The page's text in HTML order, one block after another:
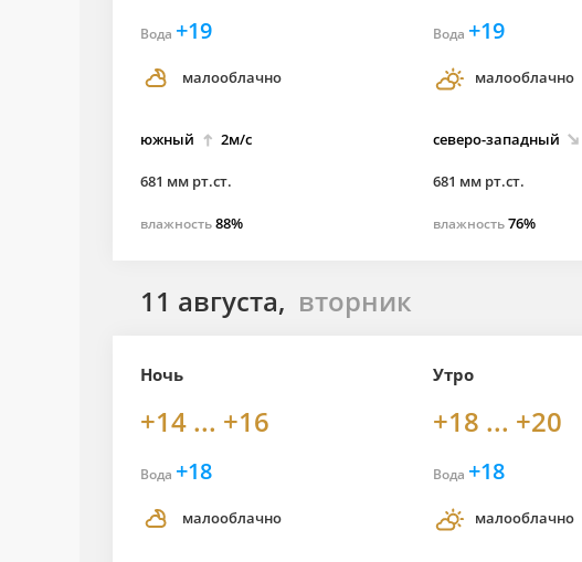
Вода +19
малооблачно
южный 2м/с
681 мм рт.ст.
влажность88%
Вода +19
малооблачно
северо-западный
681 мм рт.ст.
влажность76%
11 августа, вторник
Ночь
+14 ... +16
Вода +18
малооблачно
Утро
+18 ... +20
Вода +18
малооблачно